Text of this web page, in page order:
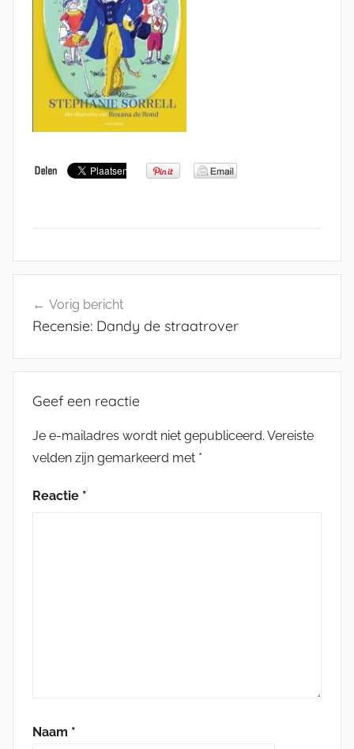
navigatie
Vorig bericht
Recensie: Dandy de straatrover
Geef een reactie
Je e-mailadres wordt niet gepubliceerd. Vereiste
velden zijn gemarkeerd met *
Reactie *
Naam *